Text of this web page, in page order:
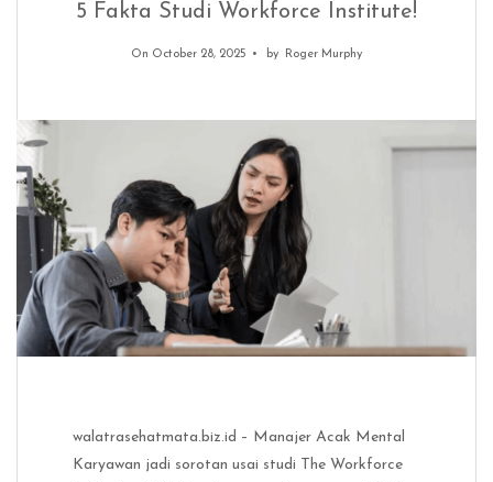
5 Fakta Studi Workforce Institute!
On October 28, 2025 by Roger Murphy
walatrasehatmata.biz.id – Manajer Acak Mental
Karyawan jadi sorotan usai studi The Workforce